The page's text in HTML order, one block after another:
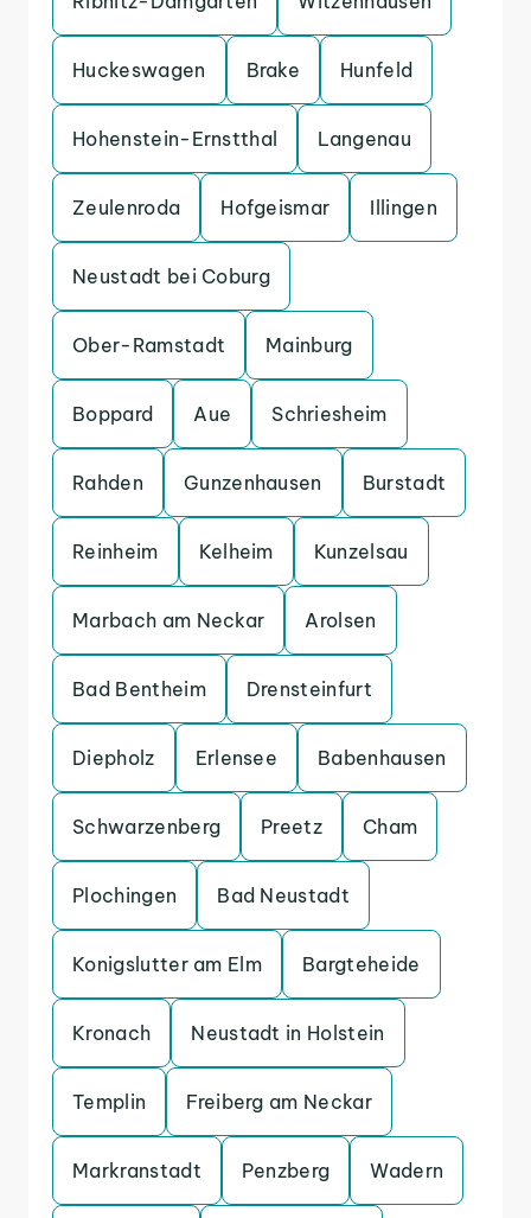
Huckeswagen Brake Hunfeld
Hohenstein-Ernstthal Langenau
Zeulenroda Hofgeismar Illingen
Neustadt bei Coburg
Ober-Ramstadt Mainburg
Boppard Aue Schriesheim
Rahden Gunzenhausen Burstadt
Reinheim Kelheim Kunzelsau
Marbach am Neckar Arolsen
Bad Bentheim Drensteinfurt
Diepholz Erlensee Babenhausen
Schwarzenberg Preetz Cham
Plochingen Bad Neustadt
Konigslutter am Elm Bargteheide
Kronach Neustadt in Holstein
Templin Freiberg am Neckar
Markranstadt Penzberg Wadern